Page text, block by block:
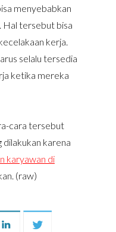
menyebabkan
Hal tersebut bisa
kerja.
selalu tersedia
ketika mereka
cara tersebut
dilakukan karena
karyawan di
(raw)